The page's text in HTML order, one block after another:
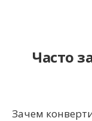
Часто
Зачем